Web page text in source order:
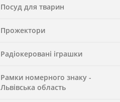
Посуд для тварин
Прожектори
Радіокеровані іграшки
Рамки номерного знаку -
Львівська область